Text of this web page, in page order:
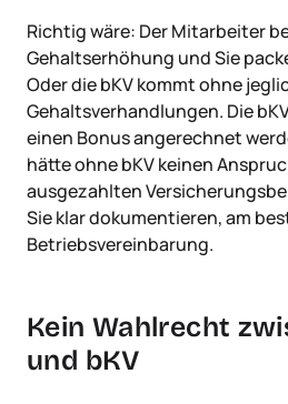
Richtig wäre: Der Mitarbeiter
Gehaltserhöhung und Sie
Oder die bKV kommt ohne
Gehaltsverhandlungen. Die
einen Bonus angerechnet
hätte ohne bKV keinen
ausgezahlten
Sie klar dokumentieren, am
Betriebsvereinbarung.
Kein Wahlrecht
und bKV